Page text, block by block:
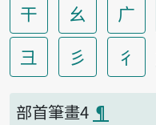
干
幺 广
彐
彡 彳
部首筆畫4 ¶